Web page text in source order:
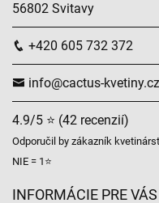
56802 Svitavy
+420 605 732 372
info@cactus-kvetiny.cz
4.9/5 ⭐ (42 recenzií)
Odporučil by zákazník
NIE = 1⭐
INFORMÁCIE PRE VÁS